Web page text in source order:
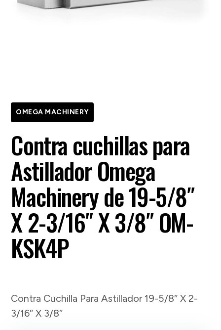
OMEGA MACHINERY
Contra cuchillas para
Astillador Omega
Machinery de 19-5/8″
X 2-3/16″ X 3/8″ OM-
KSK4P
Contra Cuchilla Para Astillador 19-5/8″ X 2-
3/16″ X 3/8″